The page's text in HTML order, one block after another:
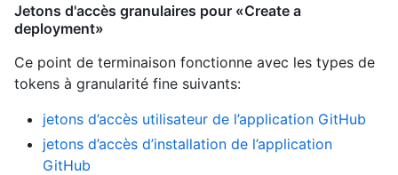
Jetons d'accès granulaires pour «Create a
deployment»
Ce point de terminaison fonctionne avec les types de
tokens à granularité fine suivants:
jetons d’accès utilisateur de l’application GitHub
jetons d’accès d’installation de l’application
GitHub